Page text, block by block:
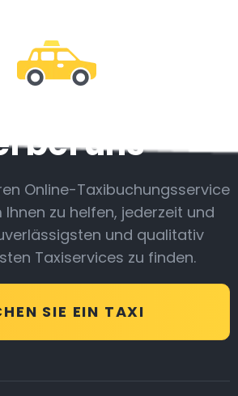
bei uns
Online-Taxibuchungsservice
zu helfen, jederzeit und
und qualitativ
Taxiservices zu finden.
SIE EIN TAXI